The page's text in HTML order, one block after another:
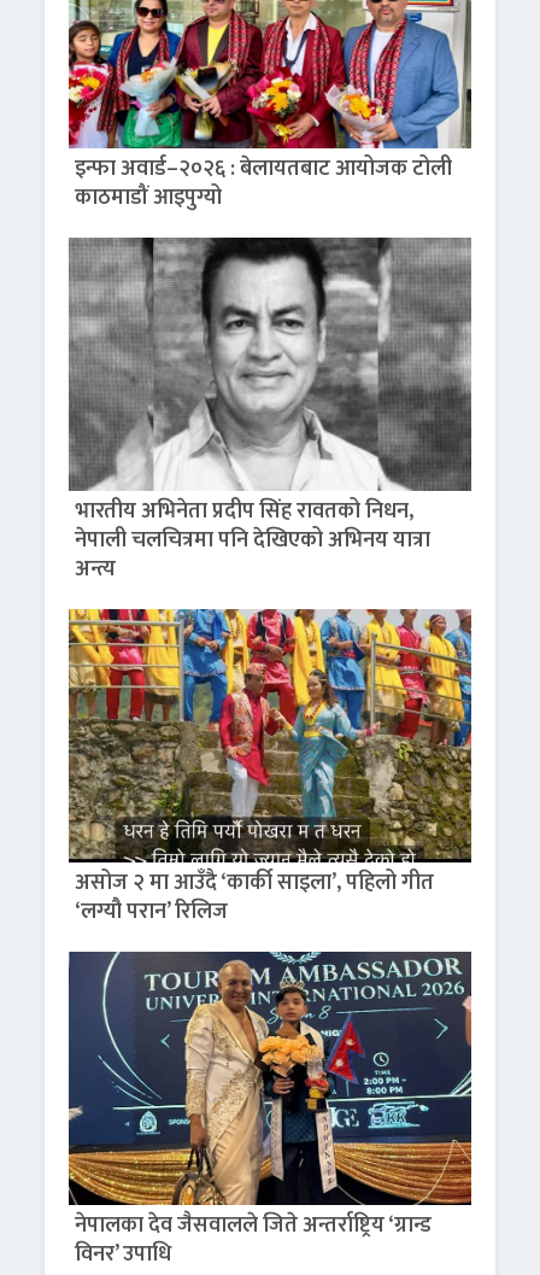
इन्फा अवार्ड–२०२६ : बेलायतबाट आयोजक टोली
काठमाडौं आइपुग्यो
भारतीय अभिनेता प्रदीप सिंह रावतको निधन,
नेपाली चलचित्रमा पनि देखिएको अभिनय यात्रा
अन्त्य
असोज २ मा आउँदै ‘कार्की साइला’, पहिलो गीत
‘लग्यौ परान’ रिलिज
नेपालका देव जैसवालले जिते अन्तर्राष्ट्रिय ‘ग्रान्ड
विनर’ उपाधि